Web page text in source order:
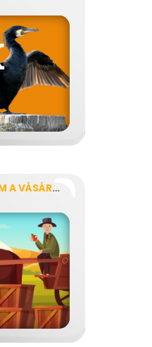
ÉN ELMENTEM A VÁSÁRBA